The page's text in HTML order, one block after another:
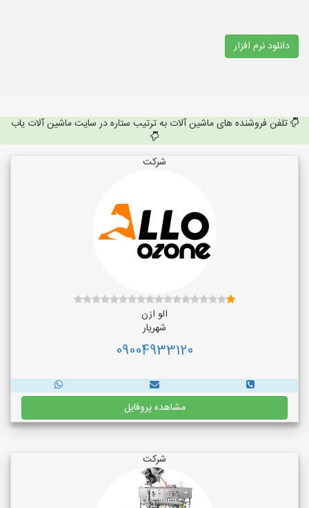
دانلود نرم افزار
تلفن فروشنده های ماشین آلات به ترتیب ستاره در سایت ماشین آلات یاب
شرکت
الو ازن
شهریار
09004933120
مشاهده پروفایل
شرکت